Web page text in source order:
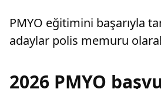
PMYO eğitimini başarıyla
adaylar polis memuru
2026 PMYO